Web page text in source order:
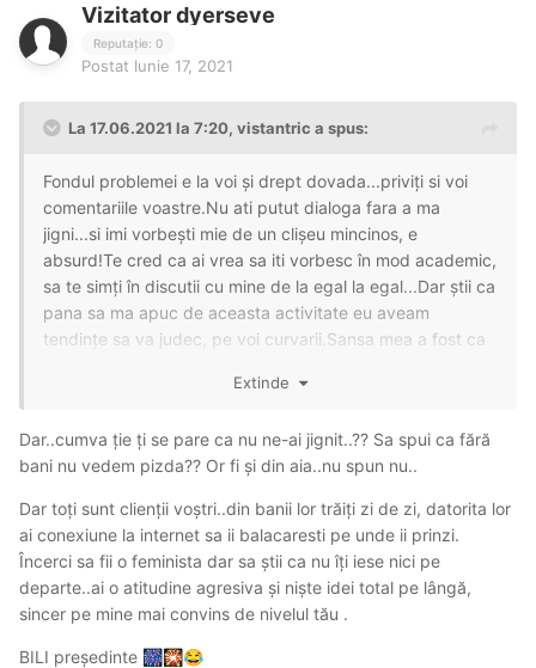
Vizitator dyerseve
Reputație: 0
Postat Iunie 17, 2021
La 17.06.2021 la 7:20, vistantric a spus:
Fondul problemei e la voi și drept dovada...priviți si voi
comentariile voastre.Nu ati putut dialoga fara a ma
jigni...si imi vorbești mie de un clișeu mincinos, e
absurd!Te cred ca ai vrea sa iti vorbesc în mod academic,
sa te simți în discutii cu mine de la egal la egal...Dar știi ca
pana sa ma apuc de aceasta activitate eu aveam
tendințe sa va judec, pe voi curvarii.Sansa mea a fost ca
meu nu auzisem vreodata pe cineva sa vorbească de
Singurul imbold care ma determina sa fiu în discutii pe
rest stiu sa dau replici scurte și tăioase, nu este deloc
greu.
Extinde
Dar..cumva ție ți se pare ca nu ne-ai jignit..?? Sa spui ca fără
bani nu vedem pizda?? Or fi și din aia..nu spun nu..
Dar toți sunt clienții voștri..din banii lor trăiți zi de zi, datorita lor
ai conexiune la internet sa ii balacaresti pe unde ii prinzi.
Încerci sa fii o feminista dar sa știi ca nu îți iese nici pe
departe..ai o atitudine agresiva și niște idei total pe lângă,
sincer pe mine mai convins de nivelul tău .
BILI președinte 🎆🎇😂